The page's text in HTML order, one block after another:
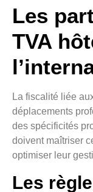
Les
TVA
La fiscalité liée
déplacements
des spécificités
doivent maîtriser
optimiser leur
Les